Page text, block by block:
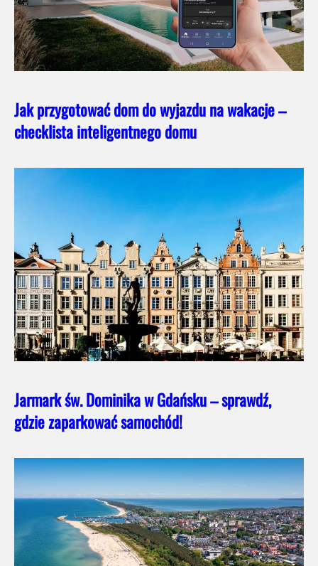
Jak przygotować dom do wyjazdu na wakacje –
checklista inteligentnego domu
Jarmark św. Dominika w Gdańsku – sprawdź,
gdzie zaparkować samochód!